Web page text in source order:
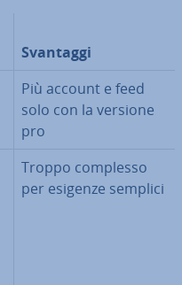
Svantaggi
Più account e feed
solo con la versione
pro
Troppo complesso
per esigenze semplici